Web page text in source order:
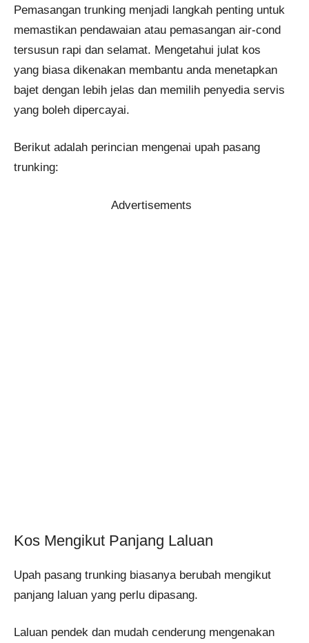
Pemasangan trunking menjadi langkah penting untuk
memastikan pendawaian atau pemasangan air-cond
tersusun rapi dan selamat. Mengetahui julat kos
yang biasa dikenakan membantu anda menetapkan
bajet dengan lebih jelas dan memilih penyedia servis
yang boleh dipercayai.
Berikut adalah perincian mengenai upah pasang
trunking:
Advertisements
Kos Mengikut Panjang Laluan
Upah pasang trunking biasanya berubah mengikut
panjang laluan yang perlu dipasang.
Laluan pendek dan mudah cenderung mengenakan